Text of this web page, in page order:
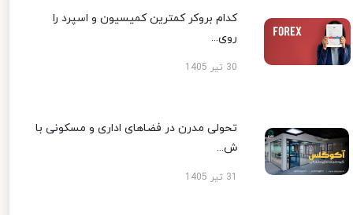
کدام بروکر کمترین کمیسیون و اسپرد را
روی...
30 تیر 1405
تحولی مدرن در فضاهای اداری و مسکونی با
ش...